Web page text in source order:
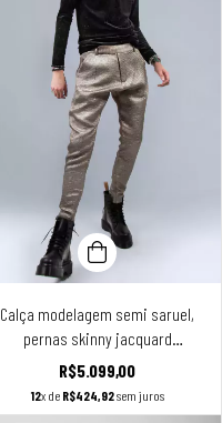
Calça modelagem semi saruel,
pernas skinny jacquard
texturizado prata envelhecido
R$5.099,00
12x de R$424,92sem juros